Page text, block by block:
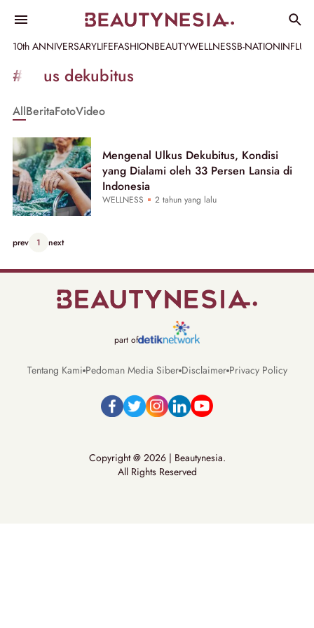
10th ANNIVERSARYLIFEFASHIONBEAUTYWELLNESSB-NATION
Informasi
[GET_DATA_TITLE]
Beautynesia
#ulkus dekubitus
AllBeritaFotoVideo
Mengenal Ulkus Dekubitus, Kondisi
yang Dialami oleh 33 Persen Lansia di
Indonesia
WELLNESS 2 tahun yang lalu
prev 1 next
part of
Tentang Kami Pedoman Media Siber Disclaimer Privacy Policy
Copyright @ 2026 | Beautynesia.
All Rights Reserved